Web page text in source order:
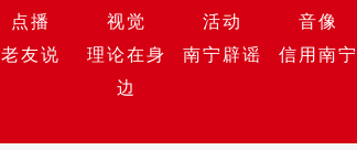
点播 视觉 活动 音像
老友说
理论在身
边
南宁辟谣 信用南宁